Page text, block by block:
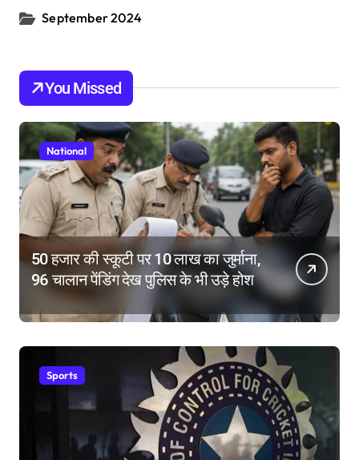
September 2024
You Missed
National
50 हजार की स्कूटी पर 10 लाख का जुर्माना,
96 चालान पेंडिंग देख पुलिस के भी उड़े होश
Sports